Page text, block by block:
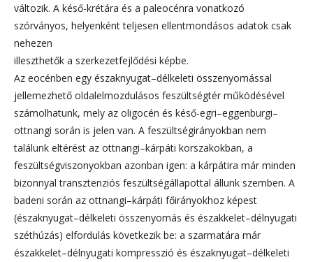
változik. A késő-krétára és a paleocénra vonatkozó
szórványos, helyenként teljesen ellentmondásos adatok csak
nehezen
illeszthetők a szerkezetfejlődési képbe.
Az eocénben egy északnyugat–délkeleti összenyomással
jellemezhető oldalelmozdulásos feszültségtér működésével
számolhatunk, mely az oligocén és késő-egri–eggenburgi–
ottnangi során is jelen van. A feszültségirányokban nem
találunk eltérést az ottnangi–kárpáti korszakokban, a
feszültségviszonyokban azonban igen: a kárpátira már minden
bizonnyal transztenziós feszültségállapottal állunk szemben. A
badeni során az ottnangi–kárpáti főirányokhoz képest
(északnyugat–délkeleti összenyomás és északkelet–délnyugati
széthúzás) elfordulás következik be: a szarmatára már
északkelet–délnyugati kompresszió és északnyugat–délkeleti